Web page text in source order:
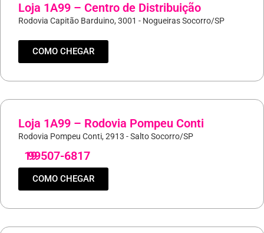
Loja 1A99 – Centro de Distribuição
Rodovia Capitão Barduino, 3001 - Nogueiras Socorro/SP
COMO CHEGAR
Loja 1A99 – Rodovia Pompeu Conti
Rodovia Pompeu Conti, 2913 - Salto Socorro/SP
19
99507-6817
COMO CHEGAR